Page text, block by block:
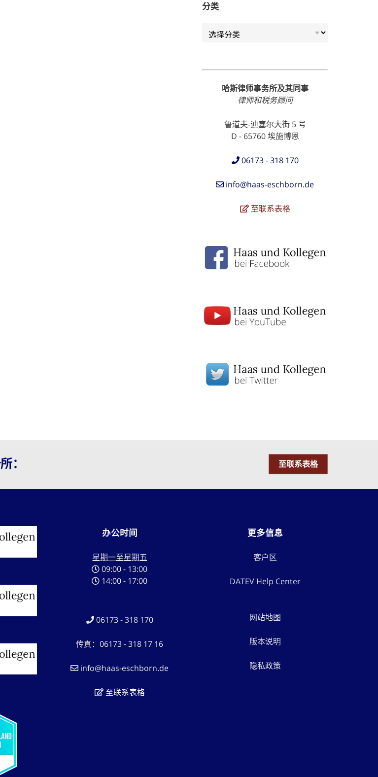
分类
哈斯律师事务所及其同事
律师和税务顾问
鲁道夫-迪塞尔大街 5 号
D - 65760 埃施博恩
06173 - 318 170
info@haas-eschborn.de
至联系表格
： 至联系表格
办公时间
星期一至星期五
09:00 - 13:00
14:00 - 17:00
06173 - 318 170
传真：06173 - 318 17 16
info@haas-eschborn.de
至联系表格
更多信息
客户区
DATEV Help Center
网站地图
版本说明
隐私政策